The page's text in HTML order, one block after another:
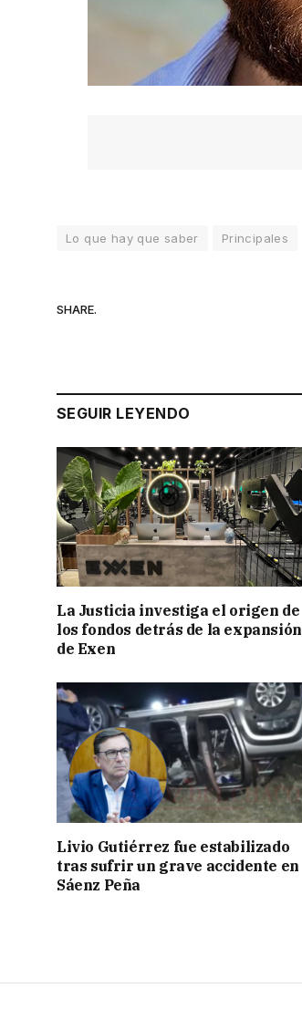
Lo que hay que saber Principales
SHARE.
SEGUIR LEYENDO
La Justicia investiga el origen de
los fondos detrás de la expansión
de Exen
Livio Gutiérrez fue estabilizado
tras sufrir un grave accidente en
Sáenz Peña